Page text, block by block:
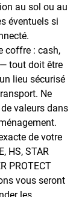
au sol ou au
éventuels si
coffre : cash,
tout doit être
lieu sécurisé
Ne
valeurs dans
de votre
HS, STAR
PROTECT
vous seront
les